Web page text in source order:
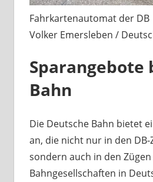
Fahrkartenautomat der
Volker Emersleben /
Sparangebote
Bahn
Die Deutsche Bahn bietet
an, die nicht nur in den DB-
sondern auch in den
Bahngesellschaften in